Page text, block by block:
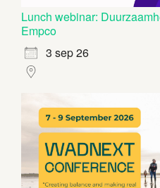
Lunch webinar:
Empco
3 sep 26